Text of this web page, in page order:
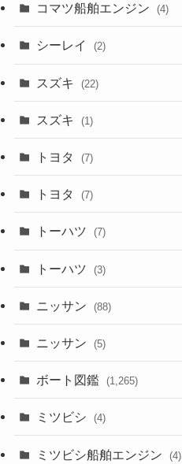
コマツ船舶エンジン (4)
シーレイ (2)
スズキ (22)
スズキ (1)
トヨタ (7)
トヨタ (7)
トーハツ (7)
トーハツ (3)
ニッサン (88)
ニッサン (5)
ボート図鑑 (1,265)
ミツビシ (4)
ミツビシ船舶エンジン (4)